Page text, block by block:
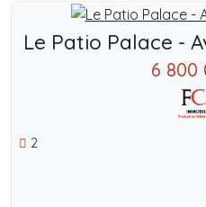
Le Patio Palace -
6 800
2